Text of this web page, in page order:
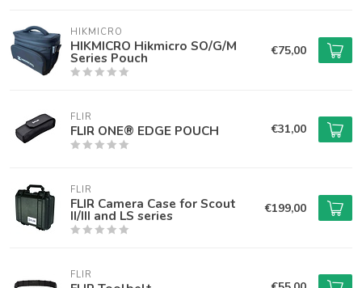
HIKMICRO
HIKMICRO Hikmicro SO/G/M
Series Pouch €75,00
FLIR
FLIR ONE® EDGE POUCH €31,00
FLIR
FLIR Camera Case for Scout
II/III and LS series €199,00
FLIR